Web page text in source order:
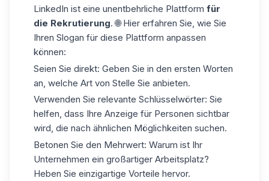
LinkedIn ist eine unentbehrliche Plattform für
die Rekrutierung. 🌐 Hier erfahren Sie, wie Sie
Ihren Slogan für diese Plattform anpassen
können:
Seien Sie direkt: Geben Sie in den ersten Worten
an, welche Art von Stelle Sie anbieten.
Verwenden Sie relevante Schlüsselwörter: Sie
helfen, dass Ihre Anzeige für Personen sichtbar
wird, die nach ähnlichen Möglichkeiten suchen.
Betonen Sie den Mehrwert: Warum ist Ihr
Unternehmen ein großartiger Arbeitsplatz?
Heben Sie einzigartige Vorteile hervor.